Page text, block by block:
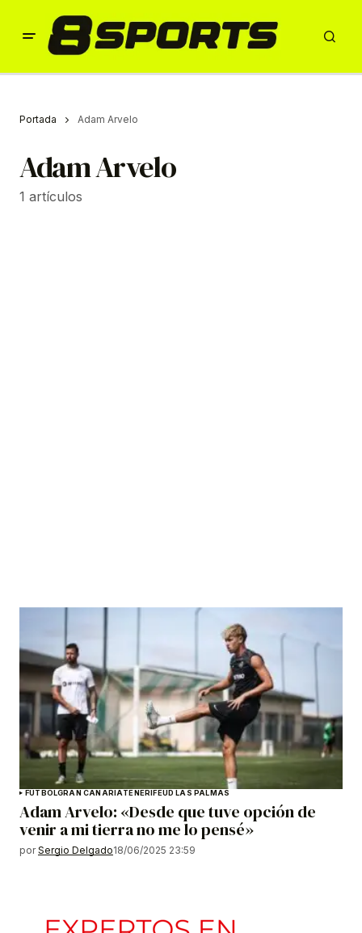
Portada Adam Arvelo
Adam Arvelo
1 artículos
FÚTBOLGRAN CANARIATENERIFEUD LAS PALMAS
Adam Arvelo: «Desde que tuve opción de
venir a mi tierra no me lo pensé»
por Sergio Delgado18/06/2025 23:59